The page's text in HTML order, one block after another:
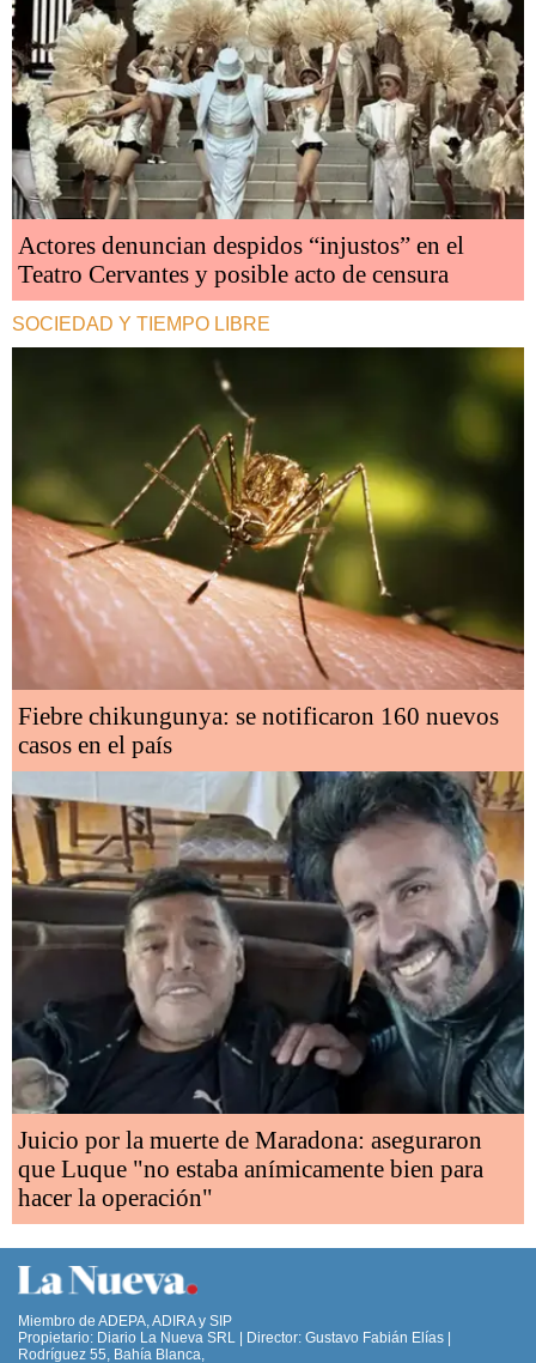
Actores denuncian despidos “injustos” en el
Teatro Cervantes y posible acto de censura
SOCIEDAD Y TIEMPO LIBRE
Fiebre chikungunya: se notificaron 160 nuevos
casos en el país
Juicio por la muerte de Maradona: aseguraron
que Luque "no estaba anímicamente bien para
hacer la operación"
Miembro de ADEPA, ADIRA y SIP
Propietario: Diario La Nueva SRL | Director: Gustavo Fabián Elías |
Rodríguez 55, Bahía Blanca,